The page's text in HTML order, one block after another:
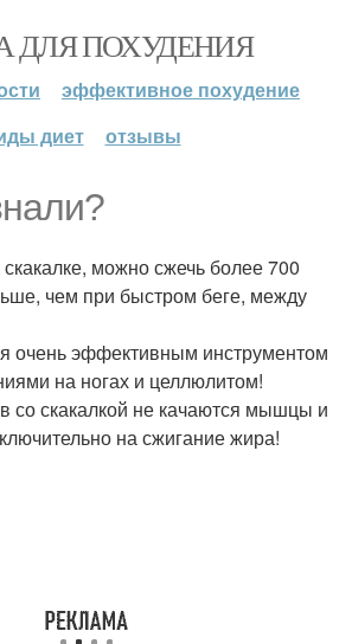
ДЛЯ ПОХУДЕНИЯ
эффективное похудение
диет
отзывы
можно сжечь более 700
чем при быстром беге, между
очень эффективным инструментом
на ногах и целлюлитом!
со скакалкой не качаются мышцы и
на сжигание жира!